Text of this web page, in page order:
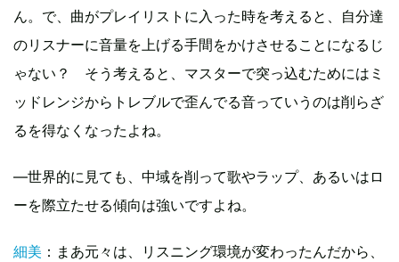
ん。で、曲がプレイリストに入った時を考えると、自分達
のリスナーに音量を上げる手間をかけさせることになるじ
ゃない？ そう考えると、マスターで突っ込むためにはミ
ッドレンジからトレブルで歪んでる音っていうのは削らざ
るを得なくなったよね。
―世界的に見ても、中域を削って歌やラップ、あるいはロ
ーを際立たせる傾向は強いですよね。
細美 ：まあ元々は、リスニング環境が変わったんだから、